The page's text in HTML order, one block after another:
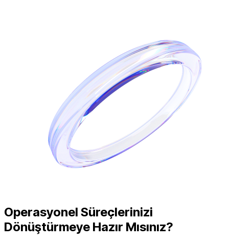
Operasyonel Süreçlerinizi
Dönüştürmeye Hazır Mısınız?